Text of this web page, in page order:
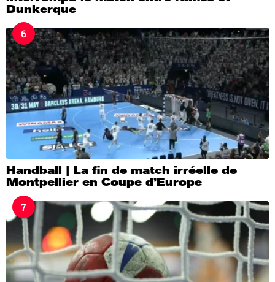
Dunkerque
6
Handball | La fin de match irréelle de
Montpellier en Coupe d’Europe
7